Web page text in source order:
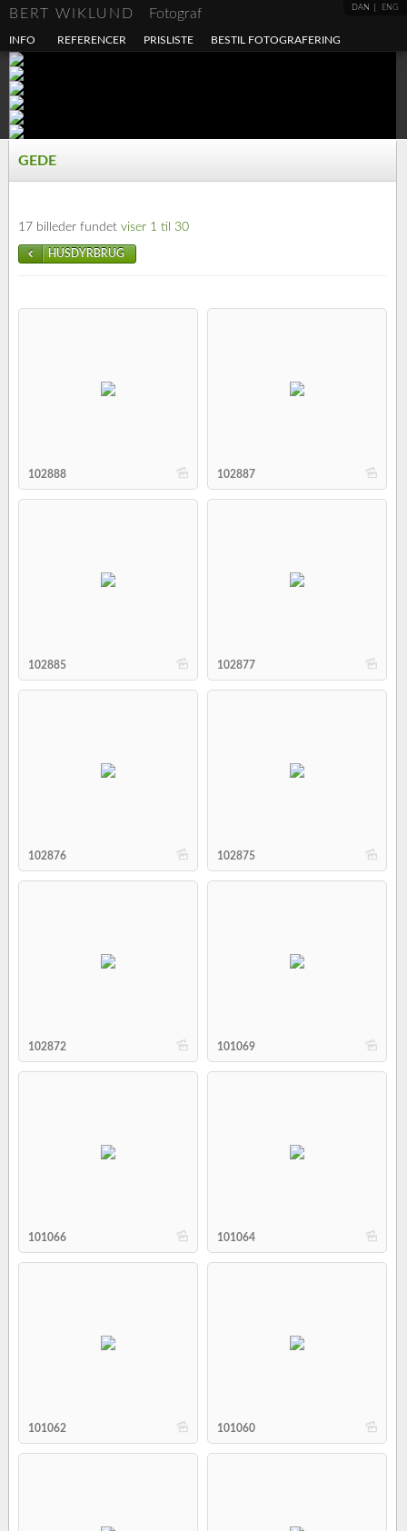
DAN ENG
BERT WIKLUND Fotograf
INFO REFERENCER PRISLISTE BESTIL FOTOGRAFERING
GEDE
17 billeder fundet viser 1 til 30
HUSDYRBRUG
b
102888 b
102887
b
102885 b
102877
b
102876 b
102875
b
102872 b
101069
b
101066 b
101064
b
101062 b
101060